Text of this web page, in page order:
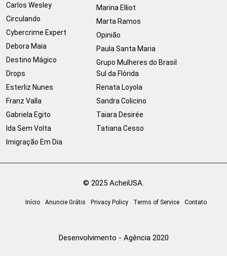
Carlos Wesley
Circulando
Cybercrime Expert
Debora Maia
Destino Mágico
Drops
Esterliz Nunes
Franz Valla
Gabriela Egito
Ida Sem Volta
Imigração Em Dia
Marina Elliot
Marta Ramos
Opinião
Paula Santa Maria
Grupo Mulheres do Brasil
Sul da Flórida
Renata Loyola
Sandra Colicino
Taiara Desirée
Tatiana Cesso
© 2025 AcheiUSA.
Início Anuncie Grátis Privacy Policy Terms of Service Contato
Desenvolvimento - Agência 2020